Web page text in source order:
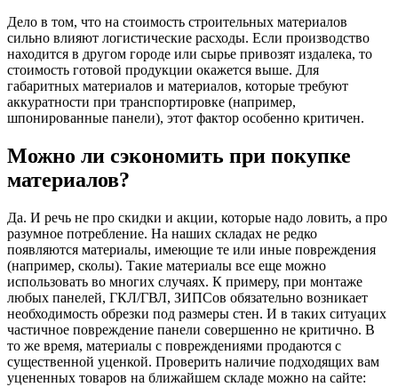
Дело в том, что на стоимость строительных материалов
сильно влияют логистические расходы. Если производство
находится в другом городе или сырье привозят издалека, то
стоимость готовой продукции окажется выше. Для
габаритных материалов и материалов, которые требуют
аккуратности при транспортировке (например,
шпонированные панели), этот фактор особенно критичен.
Можно ли сэкономить при покупке
материалов?
Да. И речь не про скидки и акции, которые надо ловить, а про
разумное потребление. На наших складах не редко
появляются материалы, имеющие те или иные повреждения
(например, сколы). Такие материалы все еще можно
использовать во многих случаях. К примеру, при монтаже
любых панелей, ГКЛ/ГВЛ, ЗИПСов обязательно возникает
необходимость обрезки под размеры стен. И в таких ситуацих
частичное повреждение панели совершенно не критично. В
то же время, материалы с повреждениями продаются с
существенной уценкой. Проверить наличие подходящих вам
уцененных товаров на ближайшем складе можно на сайте: